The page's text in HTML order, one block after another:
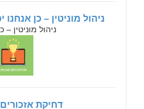
ניהול מוניטין – כן אנחנו
ניהול מוניטין – כן
דחיקת אזכורים